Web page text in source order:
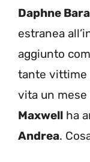
Daphne
estranea
aggiunto
tante vittime
vita un mese
Maxwell ha
Andrea.